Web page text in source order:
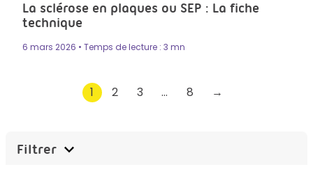
La sclérose en plaques ou SEP : La fiche
technique
6 mars 2026 • Temps de lecture : 3 mn
1 2 3 … 8 →
Filtrer